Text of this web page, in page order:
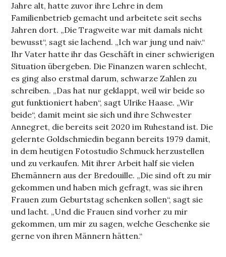
Jahre alt, hatte zuvor ihre Lehre in dem
Familienbetrieb gemacht und arbeitete seit sechs
Jahren dort. „Die Tragweite war mit damals nicht
bewusst“, sagt sie lachend. „Ich war jung und naiv.“
Ihr Vater hatte ihr das Geschäft in einer schwierigen
Situation übergeben. Die Finanzen waren schlecht,
es ging also erstmal darum, schwarze Zahlen zu
schreiben. „Das hat nur geklappt, weil wir beide so
gut funktioniert haben“, sagt Ulrike Haase. „Wir
beide“, damit meint sie sich und ihre Schwester
Annegret, die bereits seit 2020 im Ruhestand ist. Die
gelernte Goldschmiedin begann bereits 1979 damit,
in dem heutigen Fotostudio Schmuck herzustellen
und zu verkaufen. Mit ihrer Arbeit half sie vielen
Ehemännern aus der Bredouille. „Die sind oft zu mir
gekommen und haben mich gefragt, was sie ihren
Frauen zum Geburtstag schenken sollen“, sagt sie
und lacht. „Und die Frauen sind vorher zu mir
gekommen, um mir zu sagen, welche Geschenke sie
gerne von ihren Männern hätten.“